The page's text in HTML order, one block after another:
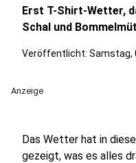
Erst T-Shirt-Wetter,
Schal und
Veröffentlicht: Samstag,
Anzeige
Das Wetter hat in
gezeigt, was es alles